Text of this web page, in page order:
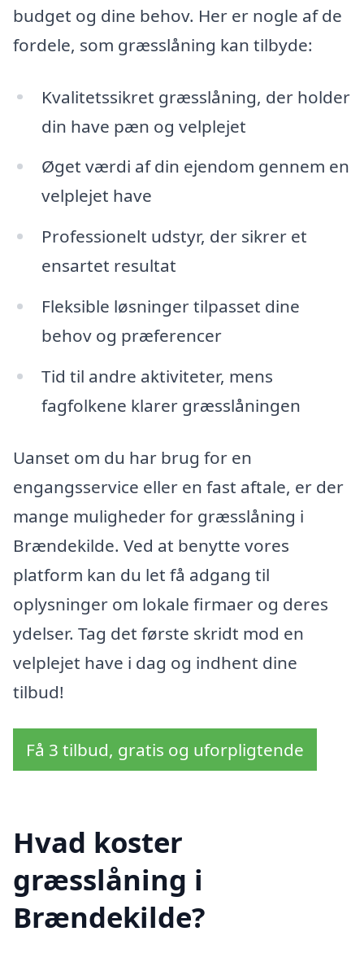
budget og dine behov. Her er nogle af de
fordele, som græsslåning kan tilbyde:
Kvalitetssikret græsslåning, der holder
din have pæn og velplejet
Øget værdi af din ejendom gennem en
velplejet have
Professionelt udstyr, der sikrer et
ensartet resultat
Fleksible løsninger tilpasset dine
behov og præferencer
Tid til andre aktiviteter, mens
fagfolkene klarer græsslåningen
Uanset om du har brug for en
engangsservice eller en fast aftale, er der
mange muligheder for græsslåning i
Brændekilde. Ved at benytte vores
platform kan du let få adgang til
oplysninger om lokale firmaer og deres
ydelser. Tag det første skridt mod en
velplejet have i dag og indhent dine
tilbud!
Få 3 tilbud, gratis og uforpligtende
Hvad koster
græsslåning i
Brændekilde?